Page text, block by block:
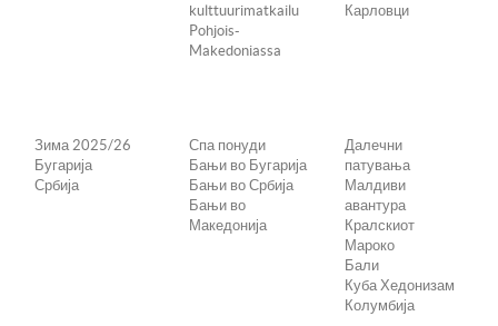
kulttuurimatkailu
Pohjois-
Makedoniassa
Карловци
Зима 2025/26
Бугарија
Србија
Спа понуди
Бањи во Бугарија
Бањи во Србија
Бањи во
Македонија
Далечни
патувања
Малдиви
авантура
Кралскиот
Мароко
Бали
Куба Хедонизам
Колумбија